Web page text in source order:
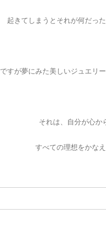
起きてしまうとそれが何だっ
ですが夢にみた美しいジュエリ
それは、自分が心か
すべての理想をかな